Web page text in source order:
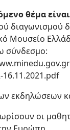
θέμα
διαγωνισμού
Μουσείο
σύνδεσμο:
16.11.2021.pdf
εκδηλώσεων
οι